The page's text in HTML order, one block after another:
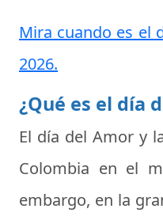
Mira cuando es el
2026.
¿Qué es el día
El día del Amor y
Colombia en el
embargo, en la